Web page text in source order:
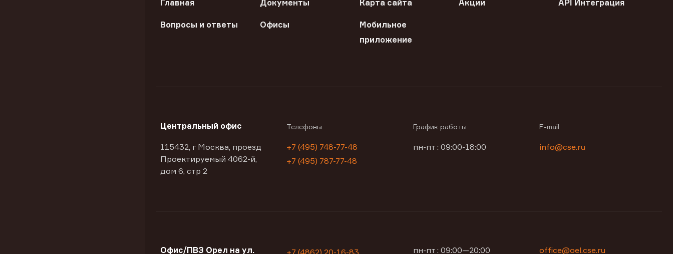
Главная Документы Карта сайта Акции API Интеграция
Вопросы и ответы Офисы
Мобильное
приложение
Центральный офис
115432, г Москва, проезд
Проектируемый 4062-й,
дом 6, стр 2
Телефоны
+7 (495) 748-77-48
+7 (495) 787-77-48
График работы
пн-пт : 09:00-18:00
E-mail
info@cse.ru
Офис/ПВЗ Орел на ул. +7 (4862) 20-16-83 пн-пт : 09:00—20:00 office@oel.cse.ru